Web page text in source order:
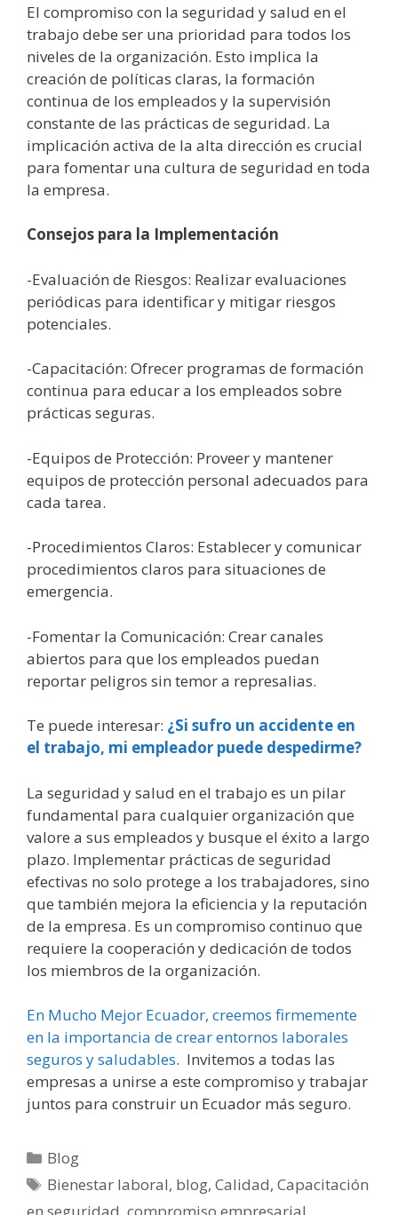
El compromiso con la seguridad y salud en el
trabajo debe ser una prioridad para todos los
niveles de la organización. Esto implica la
creación de políticas claras, la formación
continua de los empleados y la supervisión
constante de las prácticas de seguridad. La
implicación activa de la alta dirección es crucial
para fomentar una cultura de seguridad en toda
la empresa.
Consejos para la Implementación
-Evaluación de Riesgos: Realizar evaluaciones
periódicas para identificar y mitigar riesgos
potenciales.
-Capacitación: Ofrecer programas de formación
continua para educar a los empleados sobre
prácticas seguras.
-Equipos de Protección: Proveer y mantener
equipos de protección personal adecuados para
cada tarea.
-Procedimientos Claros: Establecer y comunicar
procedimientos claros para situaciones de
emergencia.
-Fomentar la Comunicación: Crear canales
abiertos para que los empleados puedan
reportar peligros sin temor a represalias.
Te puede interesar: ¿Si sufro un accidente en
el trabajo, mi empleador puede despedirme?
La seguridad y salud en el trabajo es un pilar
fundamental para cualquier organización que
valore a sus empleados y busque el éxito a largo
plazo. Implementar prácticas de seguridad
efectivas no solo protege a los trabajadores, sino
que también mejora la eficiencia y la reputación
de la empresa. Es un compromiso continuo que
requiere la cooperación y dedicación de todos
los miembros de la organización.
En Mucho Mejor Ecuador, creemos firmemente
en la importancia de crear entornos laborales
seguros y saludables. Invitemos a todas las
empresas a unirse a este compromiso y trabajar
juntos para construir un Ecuador más seguro.
Blog
Bienestar laboral, blog,Calidad,Capacitación